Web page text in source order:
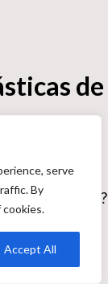
serve
By
Accept All
de
Por
de tejido??